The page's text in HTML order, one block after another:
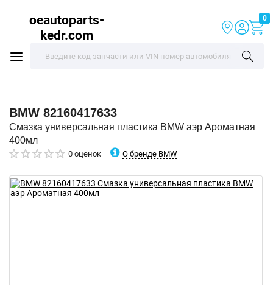
oeautoparts-
kedr.com
0
BMW 82160417633
Смазка универсальная пластика BMW аэр Ароматная
400мл
0 оценок О бренде BMW